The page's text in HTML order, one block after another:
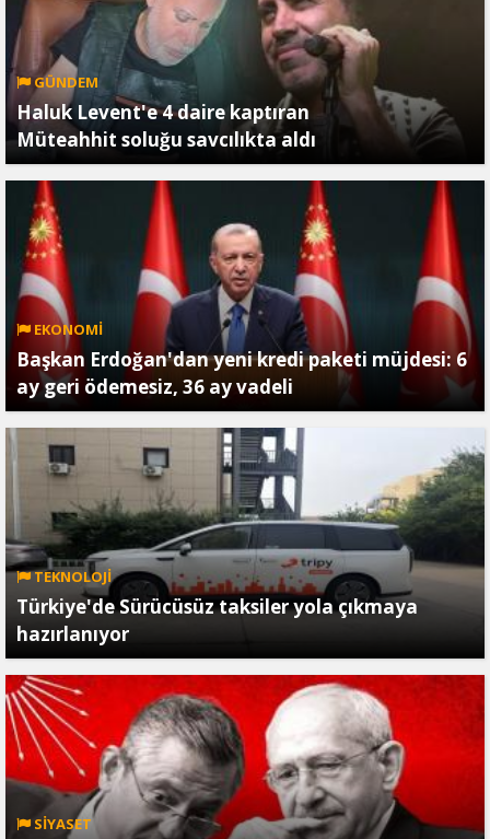
GÜNDEM
Haluk Levent'e 4 daire kaptıran
Müteahhit soluğu savcılıkta aldı
EKONOMİ
Başkan Erdoğan'dan yeni kredi paketi müjdesi: 6
ay geri ödemesiz, 36 ay vadeli
TEKNOLOJİ
Türkiye'de Sürücüsüz taksiler yola çıkmaya
hazırlanıyor
SİYASET